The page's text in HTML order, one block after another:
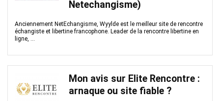
Netechangisme)
Anciennement NetEchangisme, Wyylde est le meilleur site de rencontre
échangiste et libertine francophone. Leader de la rencontre libertine en
ligne, ...
Mon avis sur Elite Rencontre :
arnaque ou site fiable ?